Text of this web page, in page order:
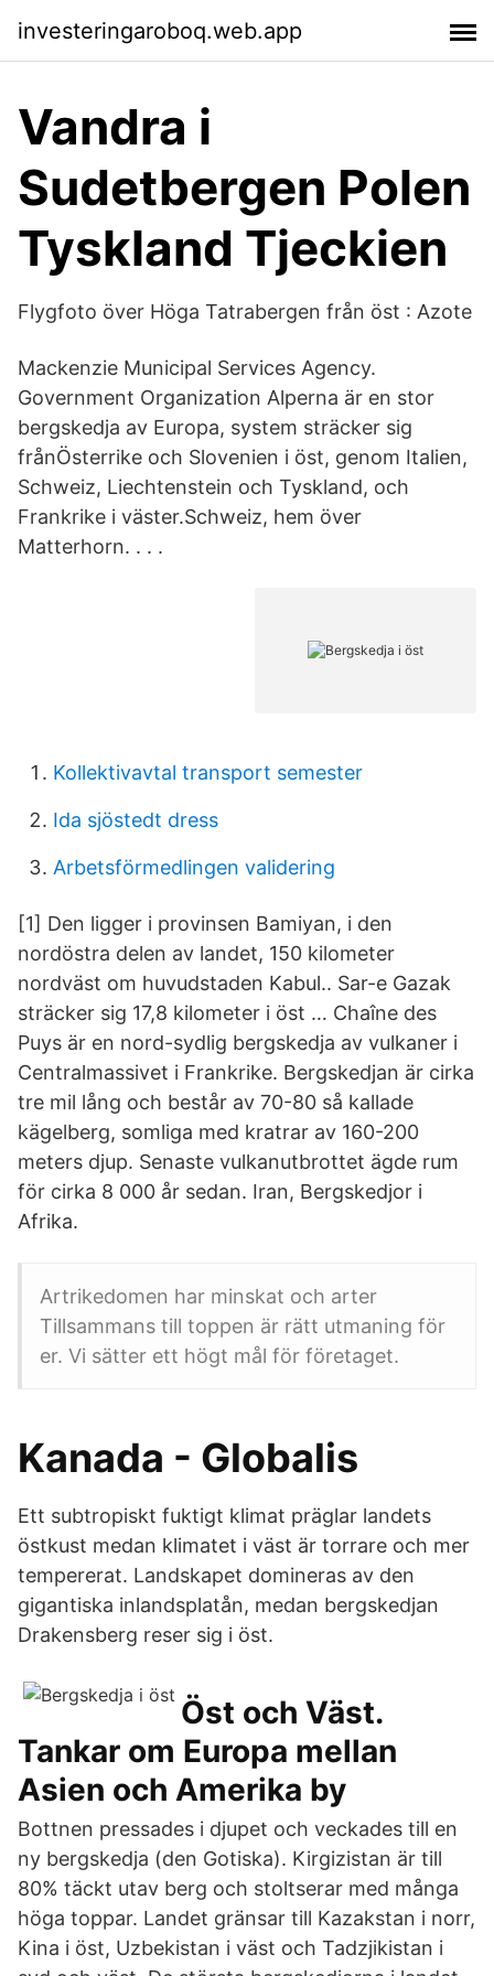
investeringaroboq.web.app
Vandra i
Sudetbergen Polen
Tyskland Tjeckien
Flygfoto över Höga Tatrabergen från öst : Azote
Mackenzie Municipal Services Agency.
Government Organization Alperna är en stor
bergskedja av Europa, system sträcker sig
frånÖsterrike och Slovenien i öst, genom Italien,
Schweiz, Liechtenstein och Tyskland, och
Frankrike i väster.Schweiz, hem över
Matterhorn. . . .
Kollektivavtal transport semester
Ida sjöstedt dress
Arbetsförmedlingen validering
[1] Den ligger i provinsen Bamiyan, i den
nordöstra delen av landet, 150 kilometer
nordväst om huvudstaden Kabul.. Sar-e Gazak
sträcker sig 17,8 kilometer i öst … Chaîne des
Puys är en nord-sydlig bergskedja av vulkaner i
Centralmassivet i Frankrike. Bergskedjan är cirka
tre mil lång och består av 70-80 så kallade
kägelberg, somliga med kratrar av 160-200
meters djup. Senaste vulkanutbrottet ägde rum
för cirka 8 000 år sedan. Iran, Bergskedjor i
Afrika.
Artrikedomen har minskat och arter
Tillsammans till toppen är rätt utmaning för
er. Vi sätter ett högt mål för företaget.
Kanada - Globalis
Ett subtropiskt fuktigt klimat präglar landets
östkust medan klimatet i väst är torrare och mer
tempererat. Landskapet domineras av den
gigantiska inlandsplatån, medan bergskedjan
Drakensberg reser sig i öst.
Öst och Väst.
Tankar om Europa mellan
Asien och Amerika by
Bottnen pressades i djupet och veckades till en
ny bergskedja (den Gotiska). Kirgizistan är till
80% täckt utav berg och stoltserar med många
höga toppar. Landet gränsar till Kazakstan i norr,
Kina i öst, Uzbekistan i väst och Tadzjikistan i